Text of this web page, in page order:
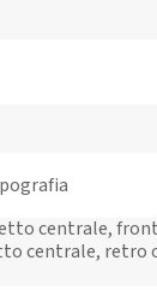
centrale,
centrale,